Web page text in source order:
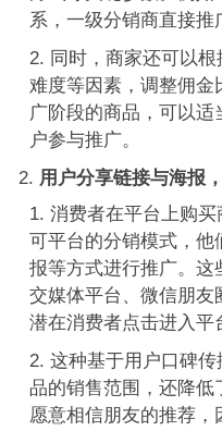
系，一级分销商直接推
同时，商家还可以
难度等因素，调整佣金
广阶段的商品，可以适
户参与推广。
用户分享链接与海报
消费者在平台上购
可平台的分销模式，他
报等方式进行推广。这
交媒体平台、微信朋友
潜在消费者点击进入平
这种基于用户口碑
品的销售范围，还降低
愿意相信朋友的推荐，